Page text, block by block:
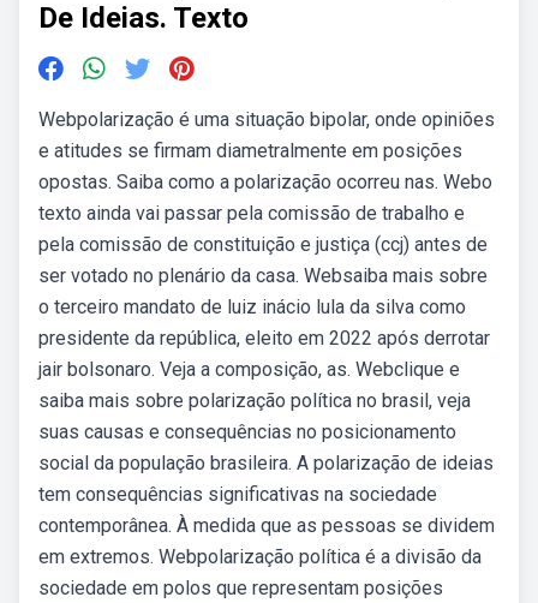
De Ideias. Texto
Webpolarização é uma situação bipolar, onde opiniões
e atitudes se firmam diametralmente em posições
opostas. Saiba como a polarização ocorreu nas. Webo
texto ainda vai passar pela comissão de trabalho e
pela comissão de constituição e justiça (ccj) antes de
ser votado no plenário da casa. Websaiba mais sobre
o terceiro mandato de luiz inácio lula da silva como
presidente da república, eleito em 2022 após derrotar
jair bolsonaro. Veja a composição, as. Webclique e
saiba mais sobre polarização política no brasil, veja
suas causas e consequências no posicionamento
social da população brasileira. A polarização de ideias
tem consequências significativas na sociedade
contemporânea. À medida que as pessoas se dividem
em extremos. Webpolarização política é a divisão da
sociedade em polos que representam posições